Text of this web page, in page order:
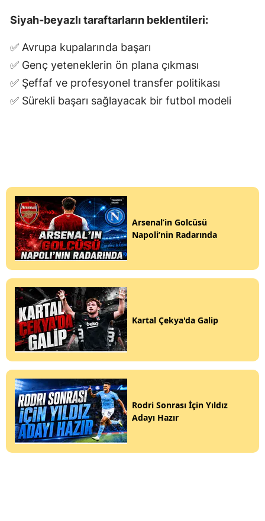
Siyah-beyazlı taraftarların beklentileri:
✅ Avrupa kupalarında başarı
✅ Genç yeteneklerin ön plana çıkması
✅ Şeffaf ve profesyonel transfer politikası
✅ Sürekli başarı sağlayacak bir futbol modeli
Arsenal’in Golcüsü
Napoli’nin Radarında
Kartal Çekya'da Galip
Rodri Sonrası İçin Yıldız
Adayı Hazır